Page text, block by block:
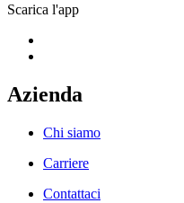
Scarica l'app
Azienda
Chi siamo
Carriere
Contattaci